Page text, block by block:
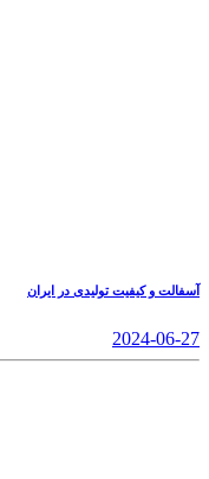
آسفالت و کیفیت تولیدی در ایران
2024-06-27